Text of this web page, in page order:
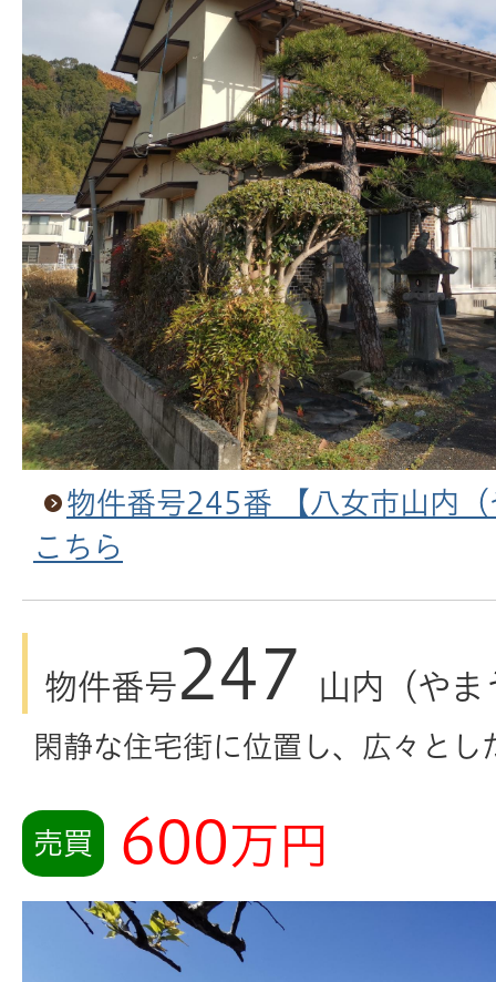
物件番号245番 【八女市山内
こちら
物件番号247 山内（やま
閑静な住宅街に位置し、広々とし
売買 600万円